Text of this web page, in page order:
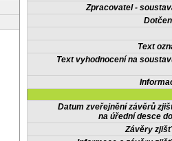
Zpracovatel -
Text
Text vyhodnocení na
Datum zveřejnění závěrů
na úřední desce
Závěry